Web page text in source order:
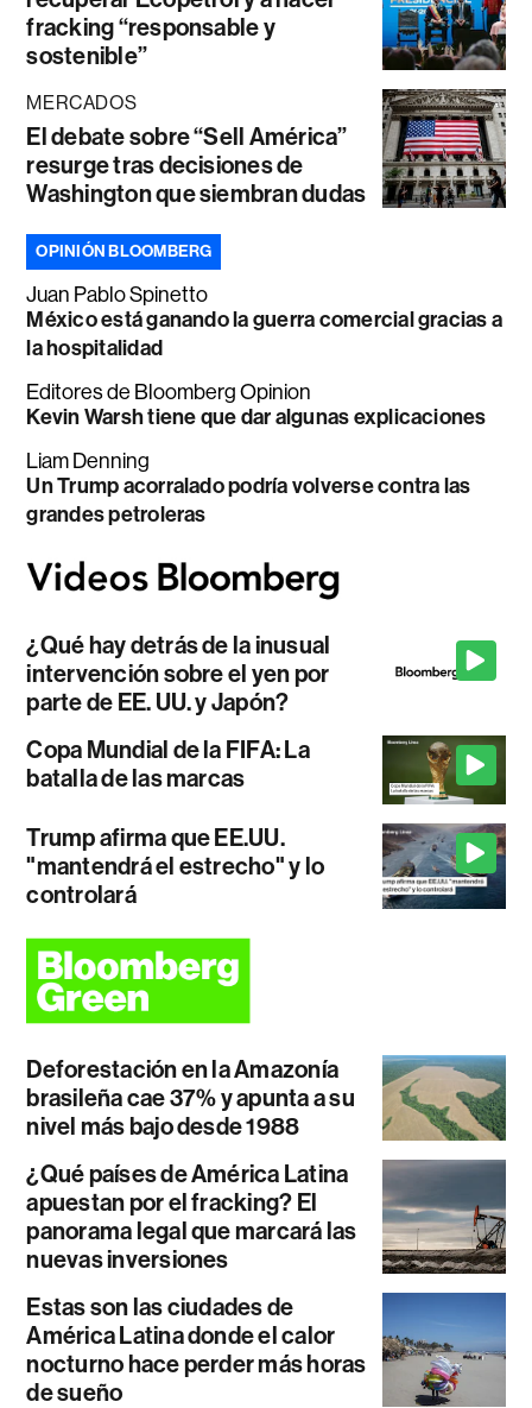
fracking “responsable y
sostenible”
MERCADOS
El debate sobre “Sell América”
resurge tras decisiones de
Washington que siembran dudas
OPINIÓN BLOOMBERG
Juan Pablo Spinetto
México está ganando la guerra comercial gracias a
la hospitalidad
Editores de Bloomberg Opinion
Kevin Warsh tiene que dar algunas explicaciones
Liam Denning
Un Trump acorralado podría volverse contra las
grandes petroleras
¿Qué hay detrás de la inusual
intervención sobre el yen por
parte de EE. UU. y Japón?
Copa Mundial de la FIFA: La
batalla de las marcas
Trump afirma que EE.UU.
"mantendrá el estrecho" y lo
controlará
Deforestación en la Amazonía
brasileña cae 37% y apunta a su
nivel más bajo desde 1988
¿Qué países de América Latina
apuestan por el fracking? El
panorama legal que marcará las
nuevas inversiones
Estas son las ciudades de
América Latina donde el calor
nocturno hace perder más horas
de sueño